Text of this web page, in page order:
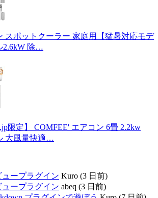
スポットクーラー 家庭用【猛暑対応モデ
2.6kW 除…
限定】 COMFEE' エアコン 6畳 2.2kw
大風量快適…
ープラグイン Kuro (3 日前)
ープラグイン abeq (3 日前)